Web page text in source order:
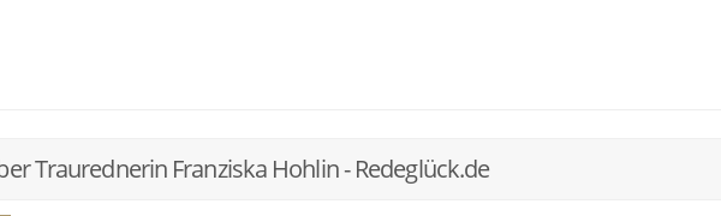
Lebens auf Mallorca gefunden habe, pendle ich zwischen meiner
deutschen Familie, also zwischen Deutschland und Mallorca viel hin und
Hochzeitssängerin Nicole und den Balladenprofis zusammen. Und natürlich
Traurednerin Franziska Hohlin - Redeglück.de